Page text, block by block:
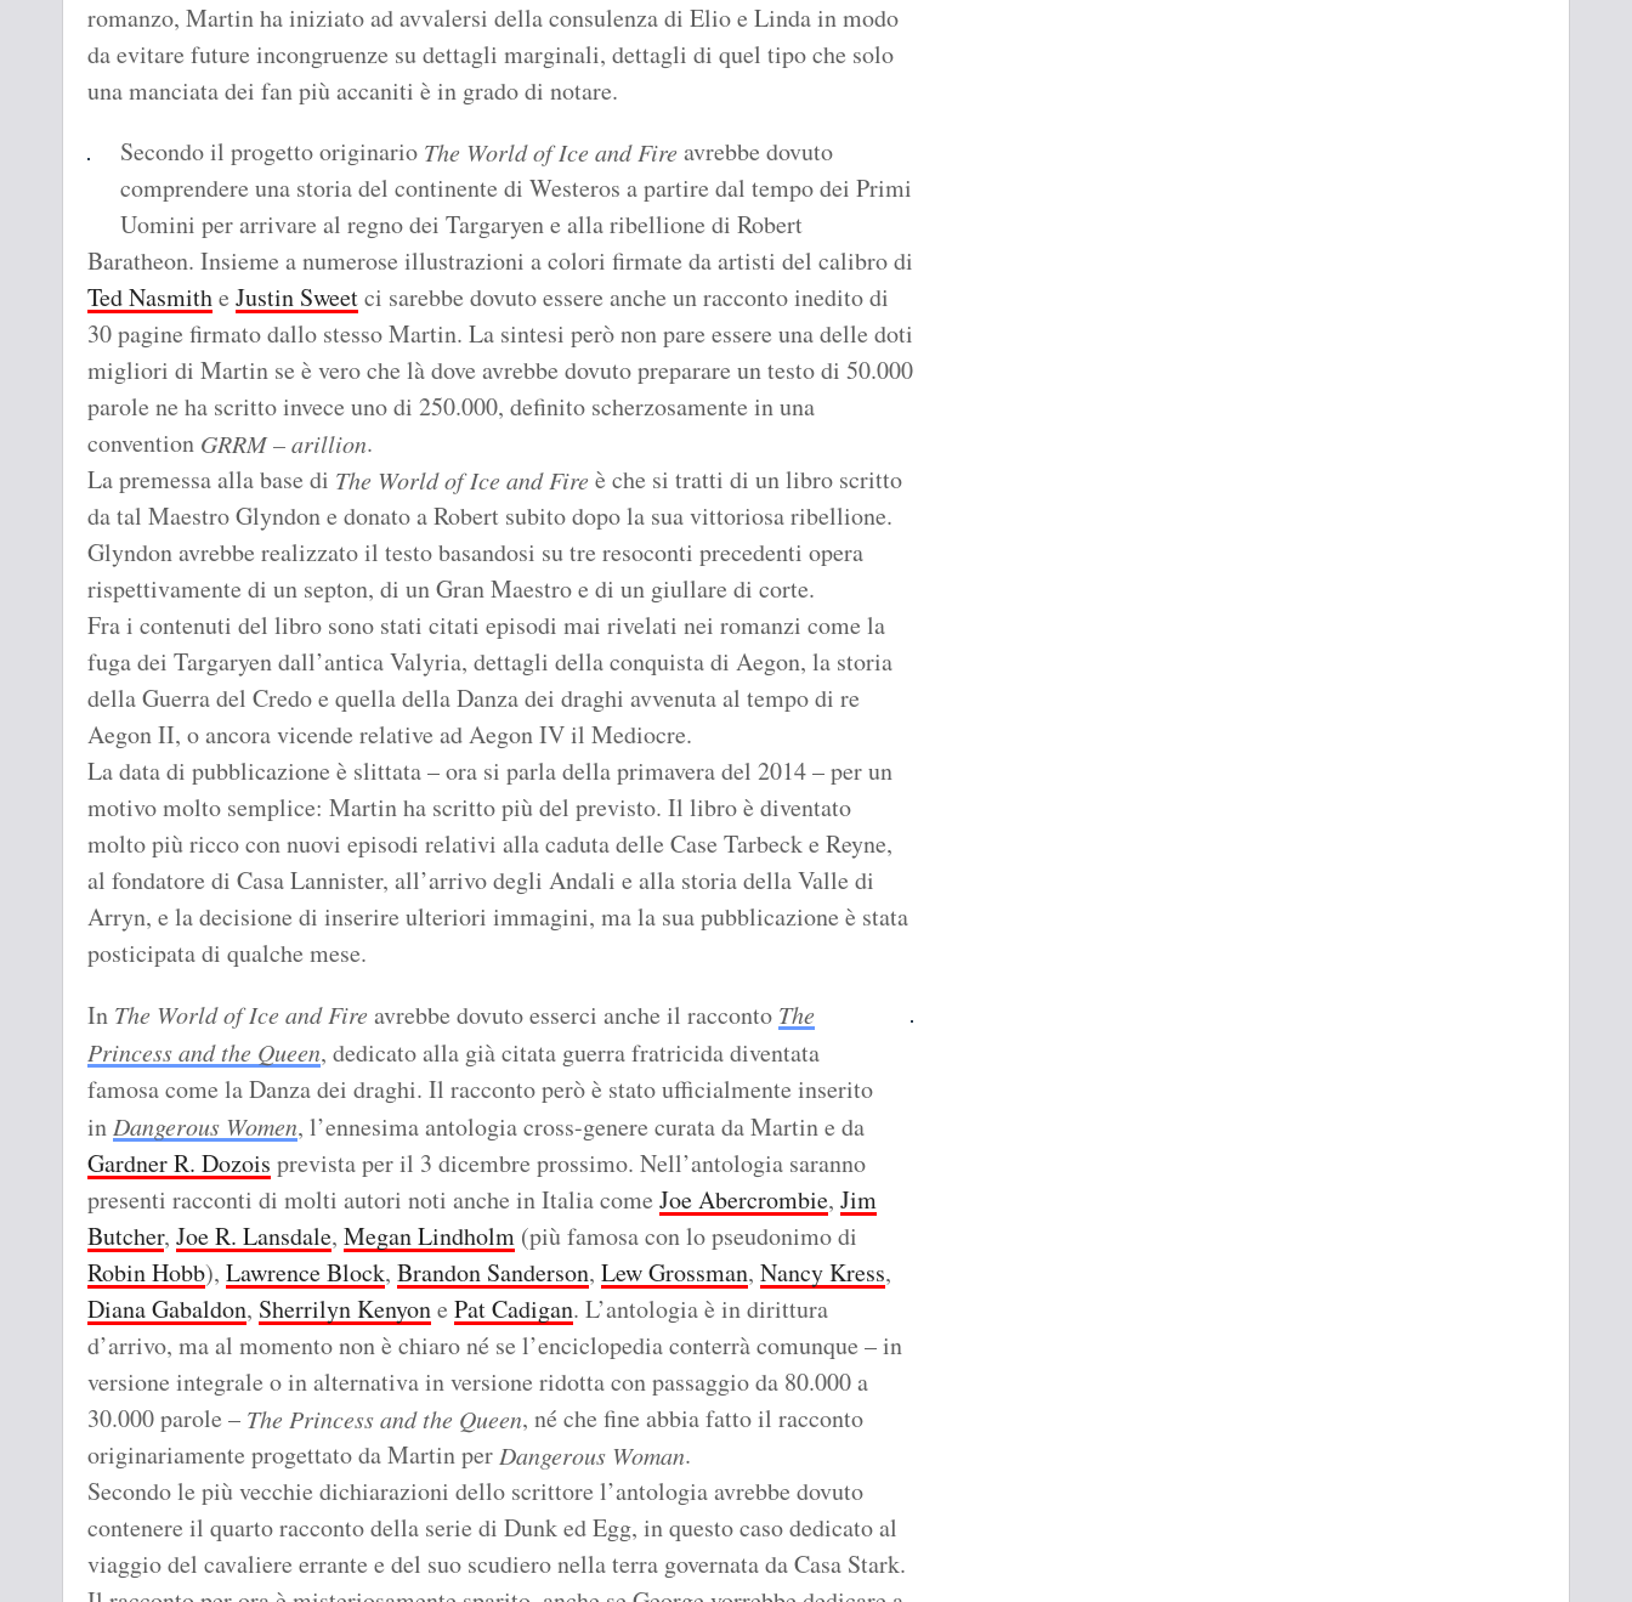
romanzo, Martin ha iniziato ad avvalersi della consulenza di Elio e Linda in modo
da evitare future incongruenze su dettagli marginali, dettagli di quel tipo che solo
una manciata dei fan più accaniti è in grado di notare.
Secondo il progetto originario The World of Ice and Fire avrebbe dovuto
comprendere una storia del continente di Westeros a partire dal tempo dei Primi
Uomini per arrivare al regno dei Targaryen e alla ribellione di Robert
Baratheon. Insieme a numerose illustrazioni a colori firmate da artisti del calibro di
Ted Nasmithe Justin Sweetci sarebbe dovuto essere anche un racconto inedito di
30 pagine firmato dallo stesso Martin. La sintesi però non pare essere una delle doti
migliori di Martin se è vero che là dove avrebbe dovuto preparare un testo di 50.000
parole ne ha scritto invece uno di 250.000, definito scherzosamente in una
convention GRRM – arillion.
La premessa alla base di The World of Ice and Fire è che si tratti di un libro scritto
da tal Maestro Glyndon e donato a Robert subito dopo la sua vittoriosa ribellione.
Glyndon avrebbe realizzato il testo basandosi su tre resoconti precedenti opera
rispettivamente di un septon, di un Gran Maestro e di un giullare di corte.
Fra i contenuti del libro sono stati citati episodi mai rivelati nei romanzi come la
fuga dei Targaryen dall’antica Valyria, dettagli della conquista di Aegon, la storia
della Guerra del Credo e quella della Danza dei draghi avvenuta al tempo di re
Aegon II, o ancora vicende relative ad Aegon IV il Mediocre.
La data di pubblicazione è slittata – ora si parla della primavera del 2014 – per un
motivo molto semplice: Martin ha scritto più del previsto. Il libro è diventato
molto più ricco con nuovi episodi relativi alla caduta delle Case Tarbeck e Reyne,
al fondatore di Casa Lannister, all’arrivo degli Andali e alla storia della Valle di
Arryn, e la decisione di inserire ulteriori immagini, ma la sua pubblicazione è stata
posticipata di qualche mese.
In The World of Ice and Fire avrebbe dovuto esserci anche il racconto The
Princess and the Queen, dedicato alla già citata guerra fratricida diventata
famosa come la Danza dei draghi. Il racconto però è stato ufficialmente inserito
inDangerous Women, l’ennesima antologia cross-genere curata da Martin e da
Gardner R. Dozois prevista per il 3 dicembre prossimo. Nell’antologia saranno
presenti racconti di molti autori noti anche in Italia come Joe Abercrombie, Jim
Butcher, Joe R. Lansdale, Megan Lindholm (più famosa con lo pseudonimo di
Robin Hobb), Lawrence Block, Brandon Sanderson, Lew Grossman, Nancy Kress,
Diana Gabaldon, Sherrilyn Kenyone Pat Cadigan. L’antologia è in dirittura
d’arrivo, ma al momento non è chiaro né se l’enciclopedia conterrà comunque – in
versione integrale o in alternativa in versione ridotta con passaggio da 80.000 a
30.000 parole – The Princess and the Queen, né che fine abbia fatto il racconto
originariamente progettato da Martin perDangerous Woman.
Secondo le più vecchie dichiarazioni dello scrittore l’antologia avrebbe dovuto
contenere il quarto racconto della serie di Dunk ed Egg, in questo caso dedicato al
viaggio del cavaliere errante e del suo scudiero nella terra governata da Casa Stark.